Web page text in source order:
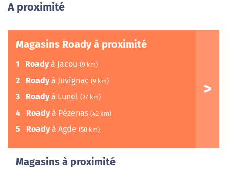
A proximité
Magasins Roady à proximité
1 Roadyà Jacou (9 km)
2 Roadyà Juvignac (9 km)
3 Roadyà Lunel (27 km)
4 Roadyà Pézenas (42 km)
5 Roadyà Agde (50 km)
Magasins à proximité